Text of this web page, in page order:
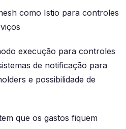
como Istio para controles
execução para controles
de notificação para
e possibilidade de
que os gastos fiquem